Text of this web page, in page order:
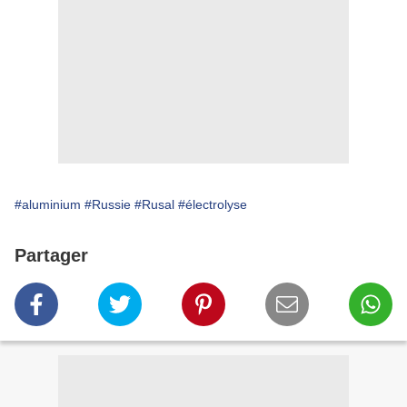
#aluminium #Russie #Rusal #électrolyse
Partager